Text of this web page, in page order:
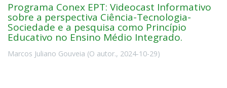
Programa Conex EPT: Videocast Informativo
sobre a perspectiva Ciência-Tecnologia-
Sociedade e a pesquisa como Princípio
Educativo no Ensino Médio Integrado.
Marcos Juliano Gouveia (O autor., 2024-10-29)